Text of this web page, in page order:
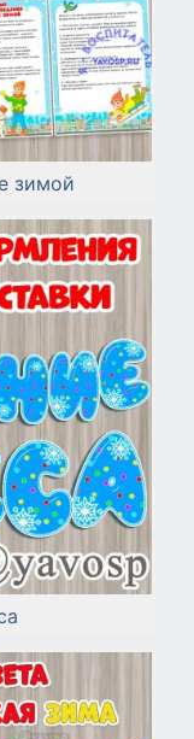
зимой